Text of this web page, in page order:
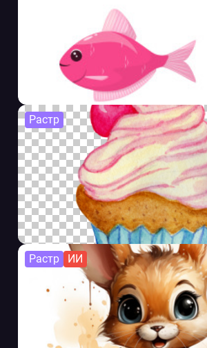
Растр
Растр ИИ